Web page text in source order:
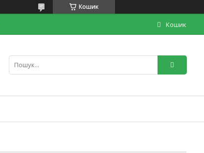
Кошик
Кошик